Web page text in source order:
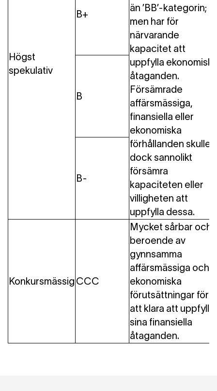
Högst
spekulativ
B+
än ’BB’-kategorin;
men har för
närvarande
kapacitet att
uppfylla
åtaganden.
Försämrade
affärsmässiga,
finansiella eller
ekonomiska
förhållanden skulle
dock sannolikt
försämra
kapaciteten eller
villigheten att
uppfylla dessa.
B
B-
Konkursmässig CCC
Mycket sårbar och
beroende av
gynnsamma
affärsmässiga och
ekonomiska
förutsättningar för
att klara att uppfylla
sina finansiella
åtaganden.